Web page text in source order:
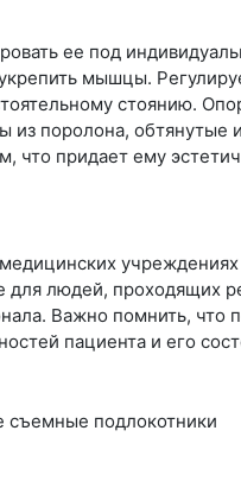
ее под
мышцы.
стоянию.
поролона, обтянутые
придает ему
людей, проходящих
Важно помнить, что
пациента и его
съемные подлокотники